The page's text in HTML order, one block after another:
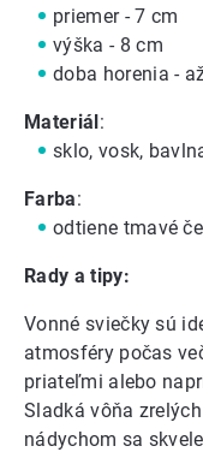
priemer - 7 cm
výška - 8 cm
doba horenia -
Materiál:
sklo, vosk,
Farba:
odtiene tmavé
Rady a tipy:
Vonné sviečky sú
atmosféry počas
priateľmi alebo
Sladká vôňa
nádychom sa